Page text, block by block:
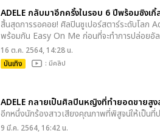
ADELE กลับมาอีกครั้งในรอบ 6 ปีพร้อมซิงเกิ้
สิ้นสุดการรอคอย! ศิลปินซูเปอร์สตาร์ระดับโลก
พร้อมกัน Easy On Me ก่อนที่จะทำการปล่อยอั
16 ต.ค. 2564, 14:28 น.
บันเทิง
: มีคลิป
ADELE กลายเป็นศิลปินหญิงที่ทำยอดขายสู
อีกหนึ่งนักร้องสาวเสียงคุณภาพที่พิสูจน์ให้เป็นที่ป
9 มี.ค. 2564, 16:42 น.